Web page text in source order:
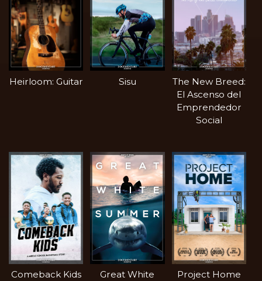
Heirloom: Guitar Sisu
The New Breed:
El Ascenso del
Emprendedor
Social
Comeback Kids
Great White
Project Home